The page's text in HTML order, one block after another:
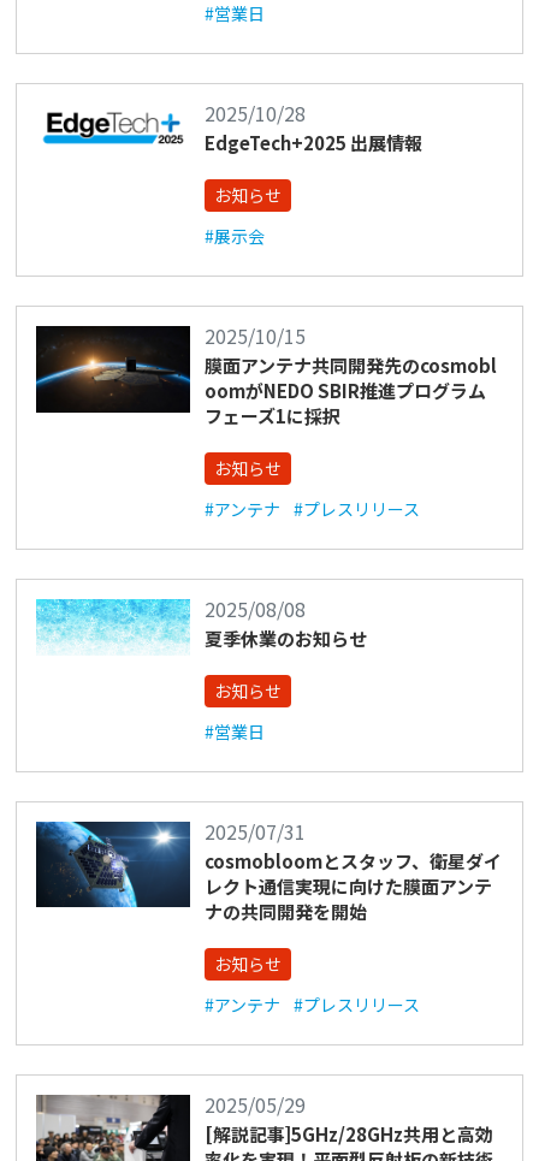
#営業日
2025/10/28
EdgeTech+2025 出展情報
お知らせ
#展示会
2025/10/15
膜面アンテナ共同開発先のcosmobl
oomがNEDO SBIR推進プログラム
フェーズ1に採択
お知らせ
#アンテナ #プレスリリース
2025/08/08
夏季休業のお知らせ
お知らせ
#営業日
2025/07/31
cosmobloomとスタッフ、衛星ダイ
レクト通信実現に向けた膜面アンテ
ナの共同開発を開始
お知らせ
#アンテナ #プレスリリース
2025/05/29
[解説記事]5GHz/28GHz共用と高効